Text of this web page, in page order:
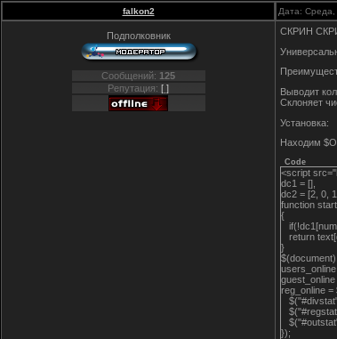
falkon2 Дата:
Подполковник
Сообщений: 125
Репутация: [ ]
СКРИН
Выводит
Склоняет
Установка:
Находим
Code
<script
dc1 = [],
dc2 = [2, 0,
function
{
return
}
reg_online
});